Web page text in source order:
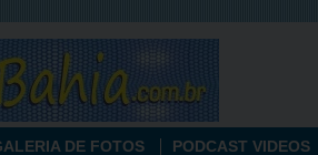
DE FOTOS PODCAST VIDEOS